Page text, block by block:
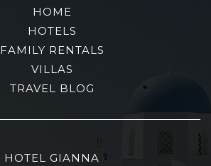
HOME
HOTELS
FAMILY RENTALS
VILLAS
TRAVEL BLOG
HOTEL GIANNA